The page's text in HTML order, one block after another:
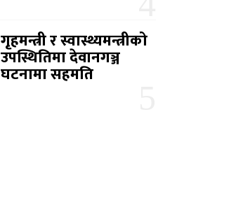
गृहमन्त्री र स्वास्थ्यमन्त्रीको
उपस्थितिमा देवानगञ्ज
घटनामा सहमति